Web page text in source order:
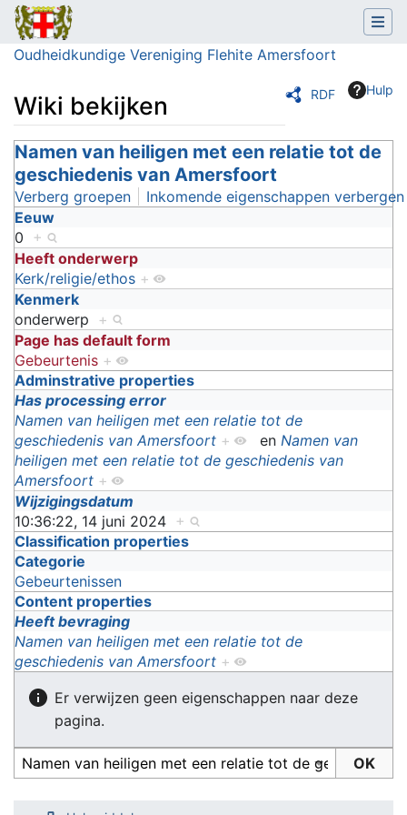
Oudheidkundige Vereniging Flehite Amersfoort
RDF Hulp
Wiki bekijken
Ga naar:navigatie,zoeken
Namen van heiligen met een relatie tot de
geschiedenis van Amersfoort
Verberg groepen
Inkomende eigenschappen verbergen
Eeuw
0 +
Heeft onderwerp
Kerk/religie/ethos +
Kenmerk
onderwerp +
Page has default form
Gebeurtenis +
Adminstrative properties
Has processing error
Namen van heiligen met een relatie tot de
geschiedenis van Amersfoort + en Namen van
heiligen met een relatie tot de geschiedenis van
Amersfoort +
Wijzigingsdatum
10:36:22, 14 juni 2024 +
Classification properties
Categorie
Gebeurtenissen
Content properties
Heeft bevraging
Namen van heiligen met een relatie tot de
geschiedenis van Amersfoort +
Er verwijzen geen eigenschappen naar deze
pagina.